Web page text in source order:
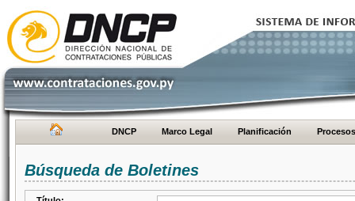
DNCP Marco Legal Planificación Procesos
Búsqueda de Boletines